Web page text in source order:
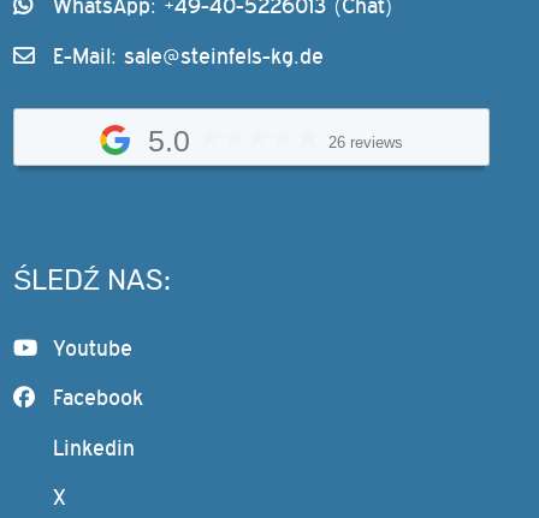
WhatsApp: +49-40-5226013 (Chat)
E-Mail: sale@steinfels-kg.de
5.0 26 reviews
ŚLEDŹ NAS:
Youtube
Facebook
Linkedin
X